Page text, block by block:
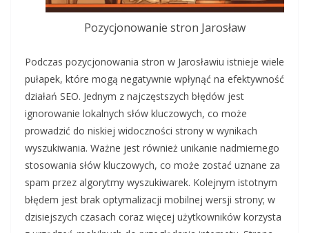
Pozycjonowanie stron Jarosław
Podczas pozycjonowania stron w Jarosławiu istnieje wiele
pułapek, które mogą negatywnie wpłynąć na efektywność
działań SEO. Jednym z najczęstszych błędów jest
ignorowanie lokalnych słów kluczowych, co może
prowadzić do niskiej widoczności strony w wynikach
wyszukiwania. Ważne jest również unikanie nadmiernego
stosowania słów kluczowych, co może zostać uznane za
spam przez algorytmy wyszukiwarek. Kolejnym istotnym
błędem jest brak optymalizacji mobilnej wersji strony; w
dzisiejszych czasach coraz więcej użytkowników korzysta